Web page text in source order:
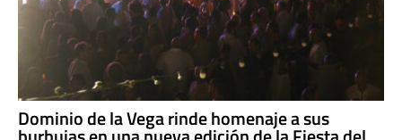
Dominio de la Vega rinde homenaje a sus